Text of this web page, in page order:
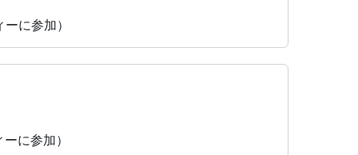
に参加）
に参加）